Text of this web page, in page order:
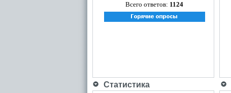
Всего ответов: 1124
Статистика